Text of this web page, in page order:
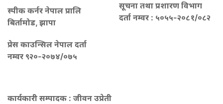
स्पीक कर्नर नेपाल प्रालि
बिर्तामोड, झापा
प्रेस काउन्सिल नेपाल दर्ता
नम्वर ९२०-२०७४/०७५
सूचना तथा प्रशारण विभाग
दर्ता नम्वर : ५०५५-२०८१/०८२
कार्यकारी सम्पादक : जीवन उप्रेती